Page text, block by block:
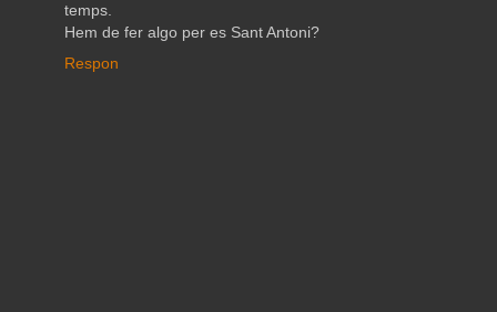
temps.
Hem de fer algo per es Sant Antoni?
Respon